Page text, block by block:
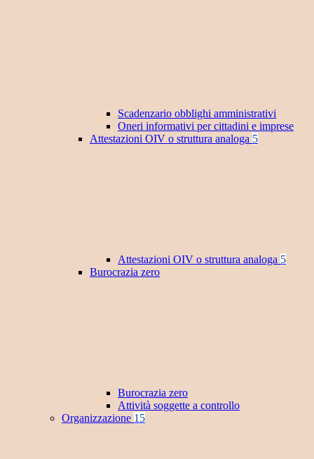
Scadenzario obblighi amministrativi
Oneri informativi per cittadini e imprese
Attestazioni OIV o struttura analoga 5
Attestazioni OIV o struttura analoga 5
Burocrazia zero
Burocrazia zero
Attività soggette a controllo
Organizzazione 15